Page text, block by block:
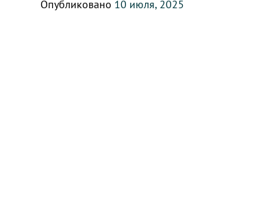
Опубликовано 10 июля, 2025